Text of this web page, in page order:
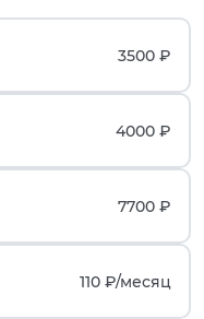
3500 ₽
4000 ₽
7700 ₽
110 ₽/месяц